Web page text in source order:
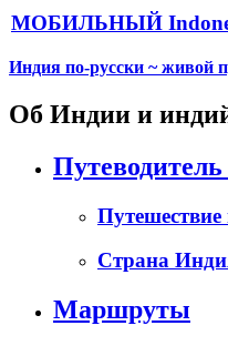
МОБИЛЬНЫЙ
Индия по-русски ~ живой
Об Индии и
Страна
Маршруты